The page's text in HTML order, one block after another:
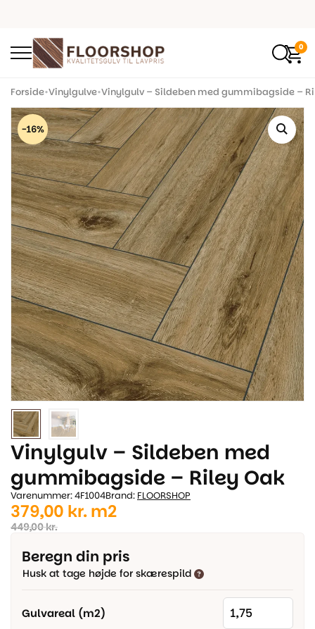
0
Forside•Vinylgulve•Vinylgulv – Sildeben med gummibagside –
-16%
Vinylgulv – Sildeben med
gummibagside – Riley Oak
Varenummer: 4F1004Brand: FLOORSHOP
449,00kr.
Den
oprindelige
pris
var:
379,00 kr.
Den
aktuelle
pris
er:
m2
Beregn din pris
Husk at tage højde for skærespild
Gulvareal (m2)